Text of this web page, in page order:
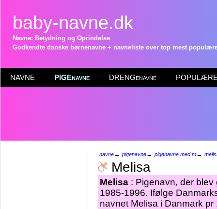
baby-navne.dk
Navne: Betydning og Oprindelse
Godkendte danske børnenavne + navneliste over top mest
NAVNE PIGEnavne DRENGenavne POPULÆRE
navne→ pigenavne→ pigenavne med m→
Melisa
Melisa : Pigenavn, der
1985-1996. Ifølge
navnet Melisa i Danmark pr